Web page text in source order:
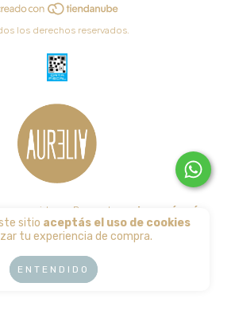
sitio aceptás el uso de cookies
tu experiencia de compra.
ENTENDIDO
los derechos reservados.
Para reclamos
ingresá acá.
de arrepentimiento